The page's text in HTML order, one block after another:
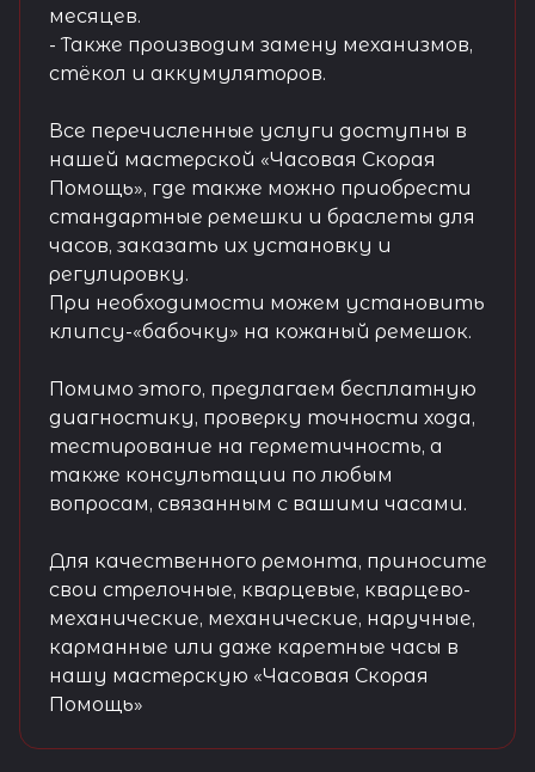
месяцев.
- Также производим замену механизмов,
стёкол и аккумуляторов.
Все перечисленные услуги доступны в
нашей мастерской «Часовая Скорая
Помощь», где также можно приобрести
стандартные ремешки и браслеты для
часов, заказать их установку и
регулировку.
При необходимости можем установить
клипсу-«бабочку» на кожаный ремешок.
Помимо этого, предлагаем бесплатную
диагностику, проверку точности хода,
тестирование на герметичность, а
также консультации по любым
вопросам, связанным с вашими часами.
Для качественного ремонта, приносите
свои стрелочные, кварцевые, кварцево-
механические, механические, наручные,
карманные или даже каретные часы в
нашу мастерскую «Часовая Скорая
Помощь»